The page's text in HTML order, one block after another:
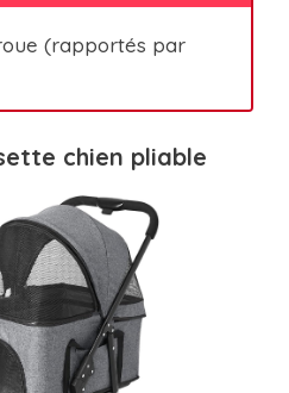
(rapportés par
chien pliable